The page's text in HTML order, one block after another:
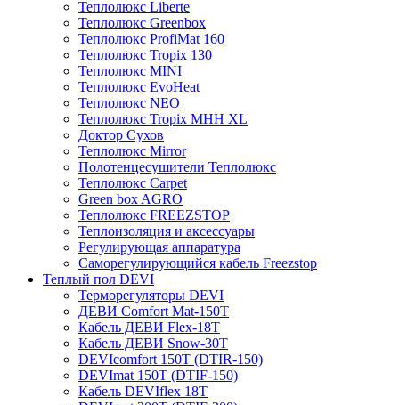
Теплолюкс Liberte
Теплолюкс Greenbox
Теплолюкс ProfiMat 160
Теплолюкс Tropix 130
Теплолюкс MINI
Теплолюкс EvoHeat
Теплолюкс NEO
Теплолюкс Tropix МНН XL
Доктор Сухов
Теплолюкс Mirror
Полотенцесушители Теплолюкс
Теплолюкс Carpet
Green box AGRO
Теплолюкс FREEZSTOP
Теплоизоляция и аксессуары
Регулирующая аппаратура
Cаморегулирующийся кабель Freezstop
Теплый пол DEVI
Терморегуляторы DEVI
ДЕВИ Comfort Mat-150T
Кабель ДЕВИ Flex-18T
Кабель ДЕВИ Snow-30T
DEVIcomfort 150T (DTIR-150)
DEVImat 150T (DTIF-150)
Кабель DEVIflex 18T